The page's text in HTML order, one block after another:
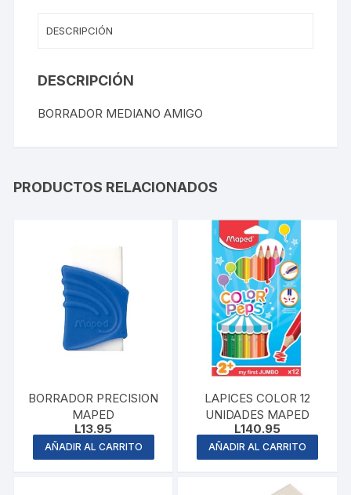
DESCRIPCIÓN
DESCRIPCIÓN
BORRADOR MEDIANO AMIGO
PRODUCTOS RELACIONADOS
BORRADOR PRECISION
MAPED
L13.95
AÑADIR AL CARRITO
LAPICES COLOR 12
UNIDADES MAPED
L140.95
AÑADIR AL CARRITO